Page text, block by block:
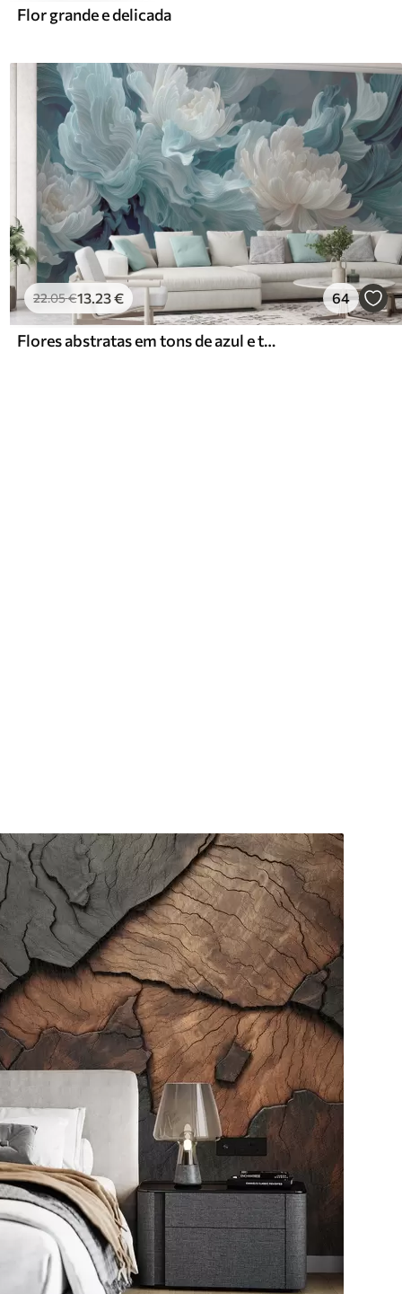
Flor grande e delicada
22.05€13.23€ 64
Flores abstratas em tons de azul e turquesa